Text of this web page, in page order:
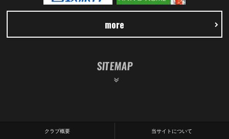
more
SITEMAP
クラブ概要 当サイトについて